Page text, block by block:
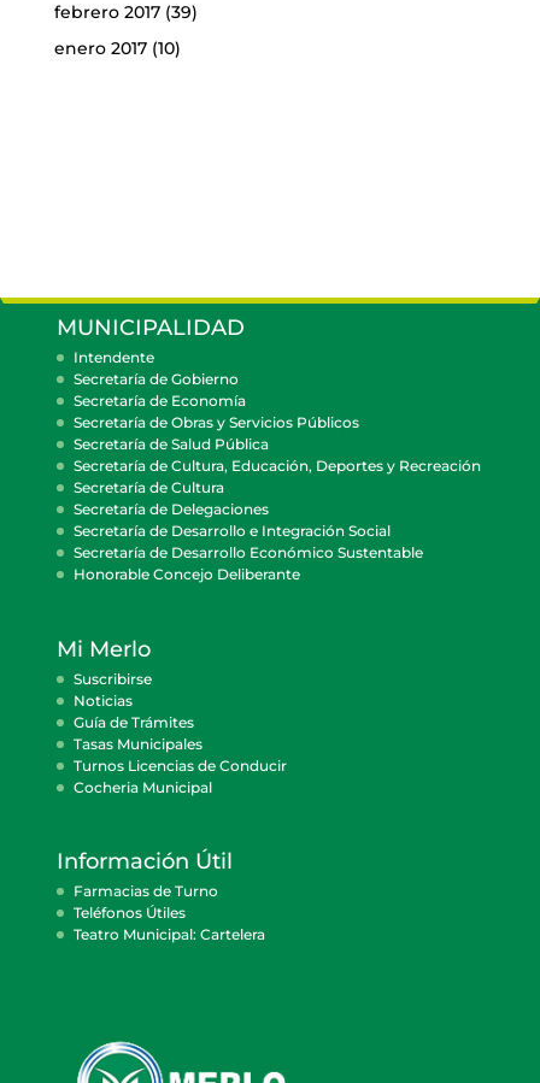
febrero 2017(39)
enero 2017(10)
MUNICIPALIDAD
Intendente
Secretaría de Gobierno
Secretaría de Economía
Secretaría de Obras y Servicios Públicos
Secretaría de Salud Pública
Secretaría de Cultura, Educación, Deportes y Recreación
Secretaría de Cultura
Secretaría de Delegaciones
Secretaría de Desarrollo e Integración Social
Secretaría de Desarrollo Económico Sustentable
Honorable Concejo Deliberante
Mi Merlo
Suscribirse
Noticias
Guía de Trámites
Tasas Municipales
Turnos Licencias de Conducir
Cocheria Municipal
Información Útil
Farmacias de Turno
Teléfonos Útiles
Teatro Municipal: Cartelera